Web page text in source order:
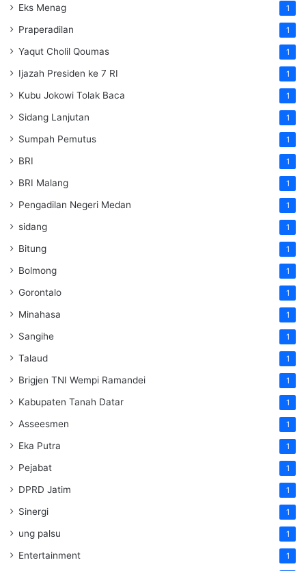
Eks Menag 1
Praperadilan 1
Yaqut Cholil Qoumas 1
Ijazah Presiden ke 7 RI 1
Kubu Jokowi Tolak Baca 1
Sidang Lanjutan 1
Sumpah Pemutus 1
BRI 1
BRI Malang 1
Pengadilan Negeri Medan 1
sidang 1
Bitung 1
Bolmong 1
Gorontalo 1
Minahasa 1
Sangihe 1
Talaud 1
Brigjen TNI Wempi Ramandei 1
Kabupaten Tanah Datar 1
Asseesmen 1
Eka Putra 1
Pejabat 1
DPRD Jatim 1
Sinergi 1
ung palsu 1
Entertainment 1